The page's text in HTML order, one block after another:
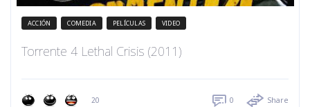
ACCIÓN COMEDIA PELÍCULAS VIDEO
Torrente 4 Lethal Crisis (2011)
20 0 Share